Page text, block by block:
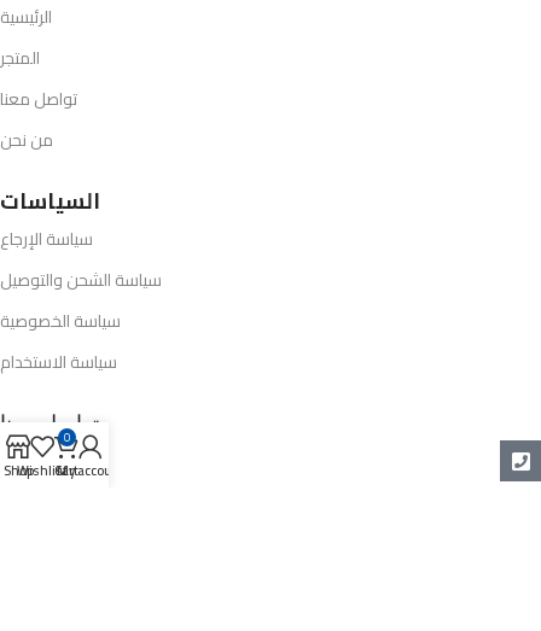
الرئيسية
المتجر
تواصل معنا
من نحن
السياسات
سياسة الإرجاع
سياسة الشحن والتوصيل
سياسة الخصوصية
سياسة الاستخدام
تواصل معنا
ShopWishlist
0
Cart
My account